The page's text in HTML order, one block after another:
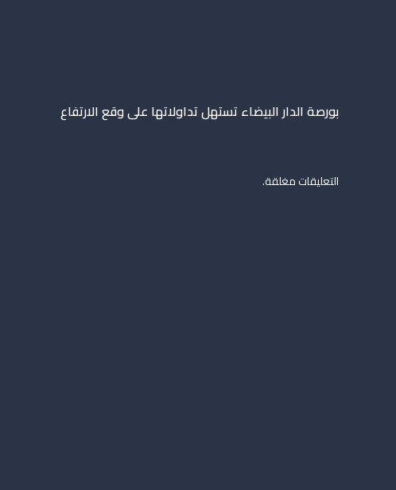
بورصة الدار البيضاء تستهل تداولاتها على وقع الارتفاع
التعليقات مغلقة.